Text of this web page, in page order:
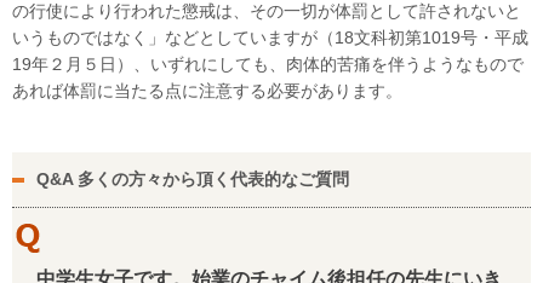
の行使により行われた懲戒は、その一切が体罰として許されないと
いうものではなく」などとしていますが（18文科初第1019号・平成
19年２月５日）、いずれにしても、肉体的苦痛を伴うようなもので
あれば体罰に当たる点に注意する必要があります。
Q&A 多くの方々から頂く代表的なご質問